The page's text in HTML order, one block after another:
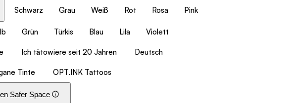
Schwarz Grau Weiß Rot Rosa Pink
Grün Türkis Blau Lila Violett
Ich tätowiere seit 20 Jahren Deutsch
Tinte OPT.INK Tattoos
Safer Space